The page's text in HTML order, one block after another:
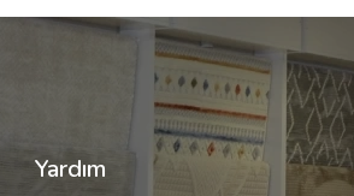
Yardım